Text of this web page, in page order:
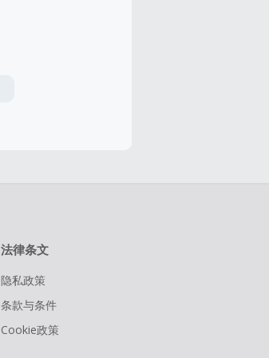
法律条文
隐私政策
条款与条件
Cookie政策